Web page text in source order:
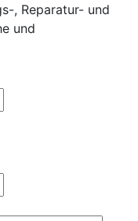
, Reparatur- und
und